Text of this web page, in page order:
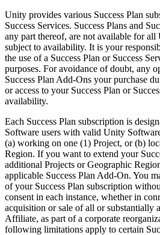
Unity provides various Success Plan
Success Services. Success Plans and
any part thereof, are not available for
subject to availability. It is your
the use of a Success Plan or Success
purposes. For avoidance of doubt, any
Success Plan Add-Ons your purchase
or access to your Success Plan or
availability.
Each Success Plan subscription is
Software users with valid Unity
(a) working on one (1) Project, or (b)
Region. If you want to extend your
additional Projects or Geographic
applicable Success Plan Add-On. You
of your Success Plan subscription
consent in each instance, whether in
acquisition or sale of all or substantially
Affiliate, as part of a corporate
following limitations apply to certain